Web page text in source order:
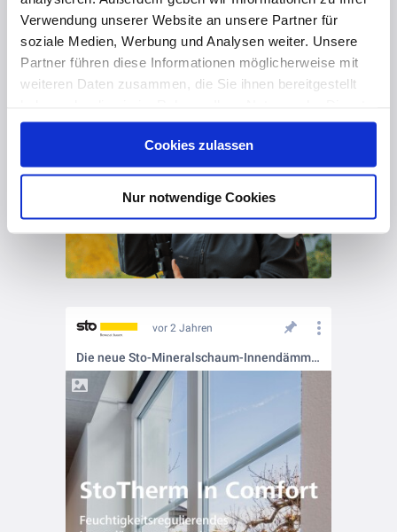
Verwendung unserer Website an unsere Partner für
soziale Medien, Werbung und Analysen weiter. Unsere
Partner führen diese Informationen möglicherweise mit
weiteren Daten zusammen, die Sie ihnen bereitgestellt
gesammelt haben. Hier finden Sie Informationen zum
und unserImpressum.
Cookies zulassen
Nur notwendige Cookies
vor 2 Jahren
Die neue Sto-Mineralschaum-Innendämmplatte 🆕